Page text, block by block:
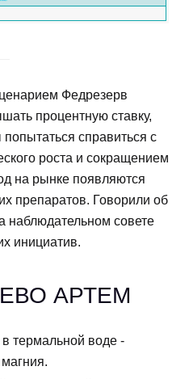
Федрезерв
процентную ставку,
справиться с
роста и сокращением
на рынке появляются
препаратов. Говорили об
наблюдательном совете
инициатив.
АРТЕМ
термальной воде -